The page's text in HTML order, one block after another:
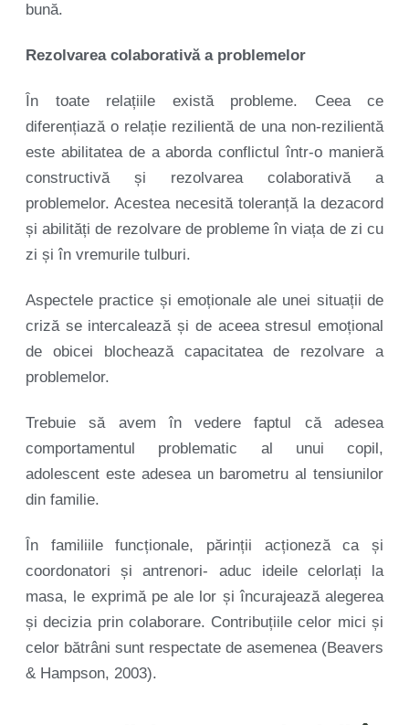
bună.
Rezolvarea colaborativă a problemelor
În toate relațiile există probleme. Ceea ce
diferențiază o relație rezilientă de una non-rezilientă
este abilitatea de a aborda conflictul într-o manieră
constructivă și rezolvarea colaborativă a
problemelor. Acestea necesită toleranță la dezacord
și abilități de rezolvare de probleme în viața de zi cu
zi și în vremurile tulburi.
Aspectele practice și emoționale ale unei situații de
criză se intercalează și de aceea stresul emoțional
de obicei blochează capacitatea de rezolvare a
problemelor.
Trebuie să avem în vedere faptul că adesea
comportamentul problematic al unui copil,
adolescent este adesea un barometru al tensiunilor
din familie.
În familiile funcționale, părinții acționeză ca și
coordonatori și antrenori- aduc ideile celorlați la
masa, le exprimă pe ale lor și încurajează alegerea
și decizia prin colaborare. Contribuțiile celor mici și
celor bătrâni sunt respectate de asemenea (Beavers
& Hampson, 2003).